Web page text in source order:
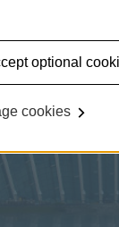
optional
cookies